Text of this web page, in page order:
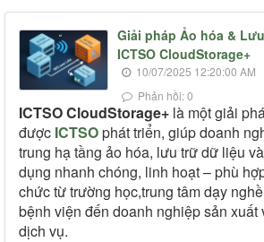
Giải pháp Ảo hóa &
ICTSO CloudStorage+
10/07/2025 12:20:00 AM
Phản hồi: 0
ICTSO CloudStorage+ là một giải
được ICTSOphát triển, giúp doanh
trung hạ tầng ảo hóa, lưu trữ dữ liệu
dụng nhanh chóng, linh hoạt – phù
chức từ trường học,trung tâm dạy
bệnh viện đến doanh nghiệp sản xuất
dịch vụ.